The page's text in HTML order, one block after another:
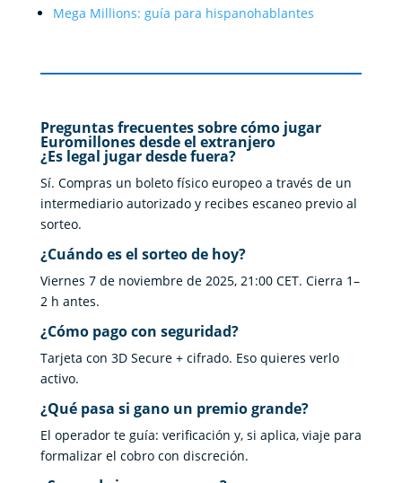
Mega Millions: guía para hispanohablantes
Preguntas frecuentes sobre cómo jugar
Euromillones desde el extranjero
¿Es legal jugar desde fuera?
Sí. Compras un boleto físico europeo a través de un
intermediario autorizado y recibes escaneo previo al
sorteo.
¿Cuándo es el sorteo de hoy?
Viernes 7 de noviembre de 2025, 21:00 CET. Cierra 1–
2 h antes.
¿Cómo pago con seguridad?
Tarjeta con 3D Secure + cifrado. Eso quieres verlo
activo.
¿Qué pasa si gano un premio grande?
El operador te guía: verificación y, si aplica, viaje para
formalizar el cobro con discreción.